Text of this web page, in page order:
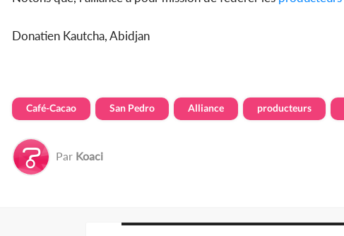
Donatien Kautcha, Abidjan
Café-Cacao San Pedro Alliance producteurs
Par Koaci